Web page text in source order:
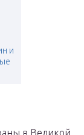
и
в Великой